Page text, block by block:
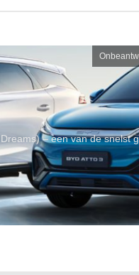
– een van de snelst